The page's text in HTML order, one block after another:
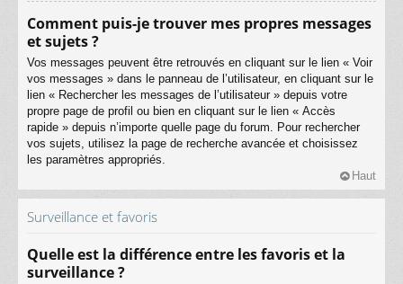
Comment puis-je trouver mes propres messages
et sujets ?
Vos messages peuvent être retrouvés en cliquant sur le lien « Voir
vos messages » dans le panneau de l’utilisateur, en cliquant sur le
lien « Rechercher les messages de l’utilisateur » depuis votre
propre page de profil ou bien en cliquant sur le lien « Accès
rapide » depuis n’importe quelle page du forum. Pour rechercher
vos sujets, utilisez la page de recherche avancée et choisissez
les paramètres appropriés.
Haut
Surveillance et favoris
Quelle est la différence entre les favoris et la
surveillance ?